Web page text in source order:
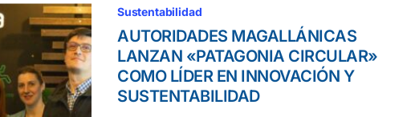
Sustentabilidad
AUTORIDADES MAGALLÁNICAS
LANZAN «PATAGONIA CIRCULAR»
COMO LÍDER EN INNOVACIÓN Y
SUSTENTABILIDAD